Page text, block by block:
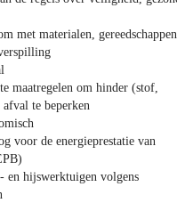
met materialen,
maatregelen om hinder (stof,
te beperken
voor de energieprestatie van
en hijswerktuigen volgens